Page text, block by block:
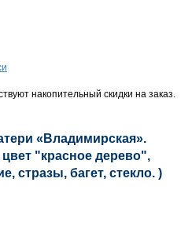
накопительный скидки на заказ.
«Владимирская».
"красное дерево",
стразы, багет, стекло. )